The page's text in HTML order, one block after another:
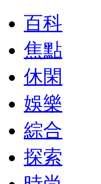
百科
焦點
休閑
娛樂
綜合
探索